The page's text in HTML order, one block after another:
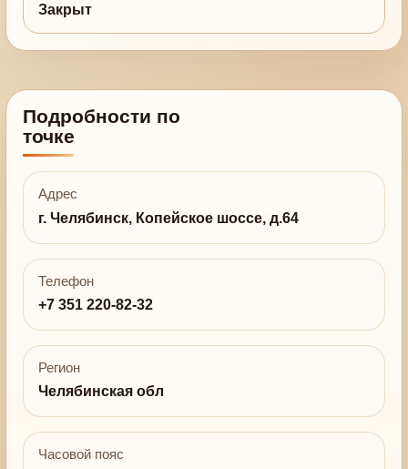
Закрыт
Подробности по
точке
Адрес
г. Челябинск, Копейское шоссе, д.64
Телефон
+7 351 220-82-32
Регион
Челябинская обл
Часовой пояс